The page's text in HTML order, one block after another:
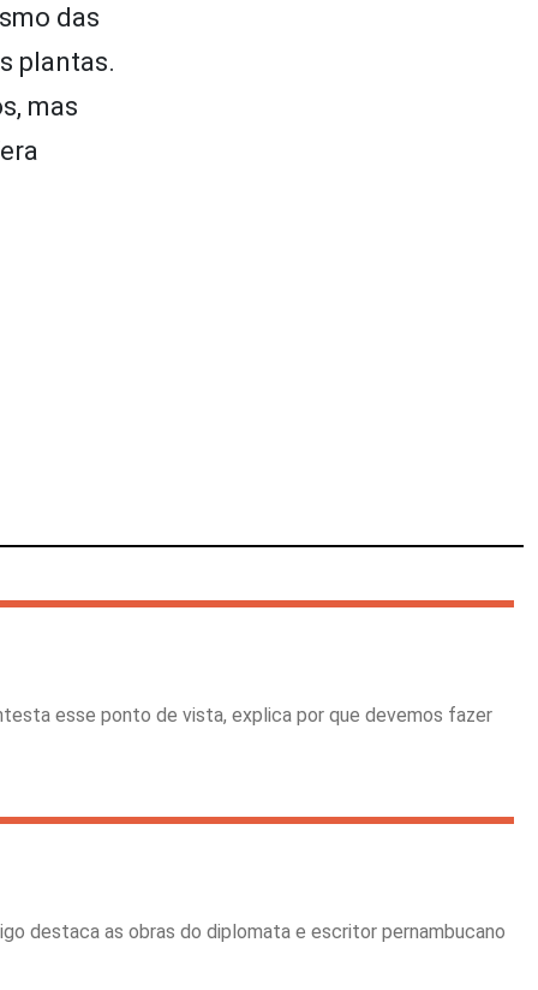
das
plantas.
mas
esse ponto de vista, explica por que devemos fazer
destaca as obras do diplomata e escritor pernambucano